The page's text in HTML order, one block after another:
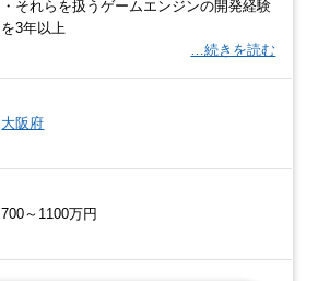
・それらを扱うゲームエンジンの開発経験
を3年以上
…続きを読む
大阪府
700～1100万円